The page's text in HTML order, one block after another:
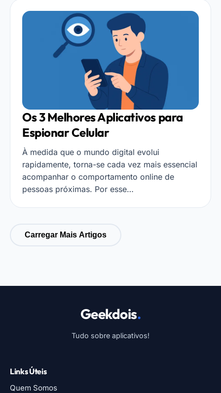
Os 3 Melhores Aplicativos para
Espionar Celular
À medida que o mundo digital evolui
rapidamente, torna-se cada vez mais essencial
acompanhar o comportamento online de
pessoas próximas. Por esse…
Carregar Mais Artigos
Geekdois.
Tudo sobre aplicativos!
Links Úteis
Quem Somos